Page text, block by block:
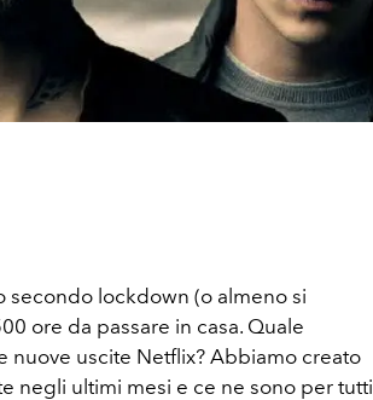
secondo lockdown (o almeno si
ore da passare in casa. Quale
nuove uscite Netflix? Abbiamo creato
negli ultimi mesi e ce ne sono per tutti